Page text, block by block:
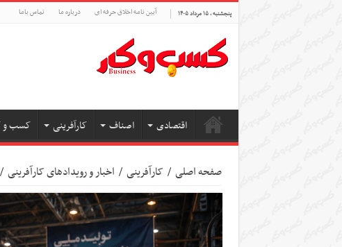
پنجشنبه , ۱۵ مرداد ۱۴۰۵ آیین نامه اخلاق حرفه ای درباره ما تماس باما
اقتصادی اصناف کارآفرینی کسب و
صفحه اصلی / کارآفرینی / اخبار و رویدادهای کارآفرینی /